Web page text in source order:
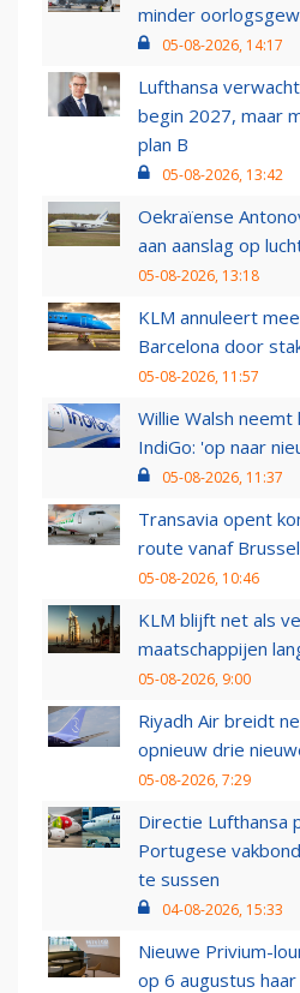
minder
05-08-2026, 14:17
Lufthansa
begin 2027, maar
plan B
05-08-2026, 13:42
Oekraïense
aan aanslag op
05-08-2026, 13:18
KLM annuleert
Barcelona door
05-08-2026, 11:57
Willie Walsh
IndiGo: 'op naar
05-08-2026, 11:37
Transavia opent
route vanaf
05-08-2026, 10:46
KLM blijft net als
maatschappijen
05-08-2026, 9:00
Riyadh Air breidt
opnieuw drie
05-08-2026, 7:29
Directie Lufthansa
Portugese
te sussen
04-08-2026, 15:33
Nieuwe Privium-
op 6 augustus